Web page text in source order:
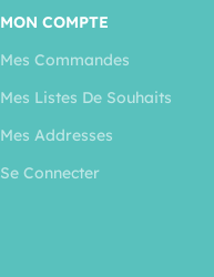
MON COMPTE
Mes Commandes
Mes Listes De Souhaits
Mes Addresses
Se Connecter